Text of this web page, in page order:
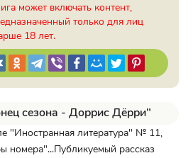
может включать контент,
только для лиц
18 лет.
сезона - Доррис Дёрри"
"Иностранная литература" № 11,
номера"...Публикуемый рассказ